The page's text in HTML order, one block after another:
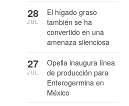
El hígado graso
también se ha
convertido en una
amenaza silenciosa
28
JUL
Opella inaugura línea
de producción para
Enterogermina en
México
27
JUL